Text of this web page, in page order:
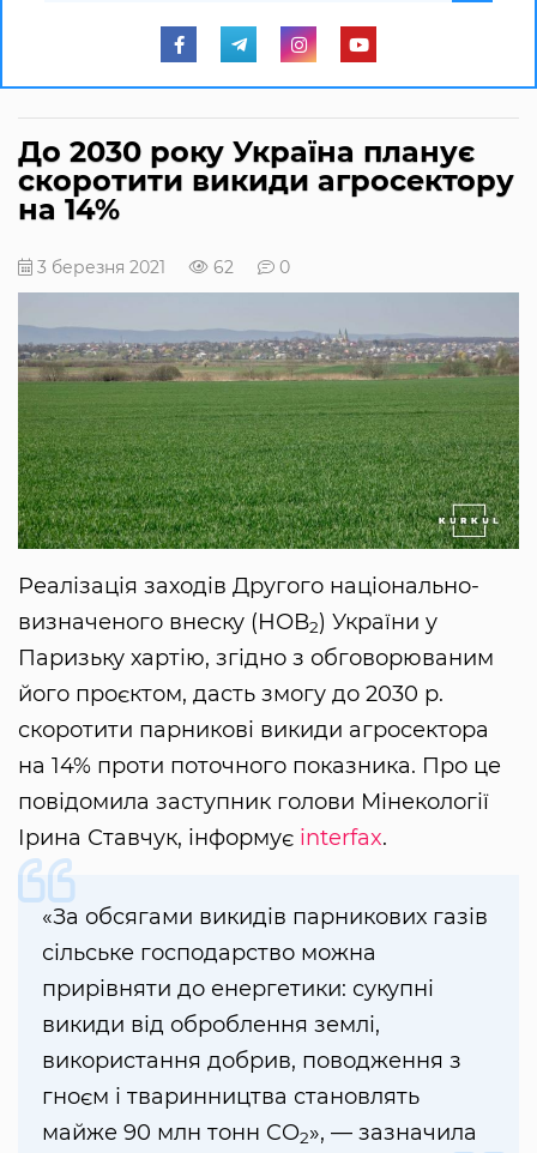
До 2030 року Україна планує
скоротити викиди агросектору
на 14%
3 березня 2021 62 0
Реалізація заходів Другого національно-
визначеного внеску (НОВ2) України у
Паризьку хартію, згідно з обговорюваним
його проєктом, дасть змогу до 2030 р.
скоротити парникові викиди агросектора
на 14% проти поточного показника. Про це
повідомила заступник голови Мінекології
Ірина Ставчук, інформує interfax.
«За обсягами викидів парникових газів
сільське господарство можна
прирівняти до енергетики: сукупні
викиди від оброблення землі,
використання добрив, поводження з
гноєм і тваринництва становлять
майже 90 млн тонн CO2», — зазначила